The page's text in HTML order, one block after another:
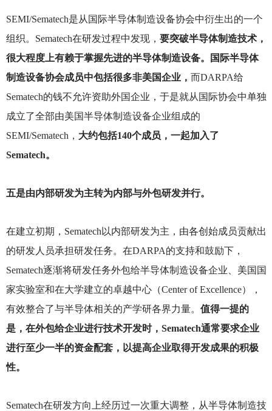
SEMI/Sematech是从国际半导体制造设备协会中衍生出的一个
组织。Sematech在研发过程中发现， 要突破半导体制造技术，
很大程度上有赖于掌握先进的半导体制造设备。国际半导体
制造设备协会成员中包括很多非美国企业， 而DARPA给
Sematech的钱不允许资助外国企业，于是就从国际协会中单独
成立了全部由美国半导体制造设备企业组成的
SEMI/Sematech， 大约包括140个成员，一起加入了
Sematech。
五是由内部研发为主转为内部与外包研发并行。
在建立初期，Sematech以内部研发为主，由各创始成员贡献出
的研发人员承担研发任务。在DARPA的支持和鼓励下，
Sematech逐渐将研发任务外包给半导体制造设备企业、美国国
家实验室和在大学建立的卓越中心（Center of Excellence），
有效整合了与半导体相关的产学研各界力量。 值得一提的
是，在外包给企业进行技术开发时，Sematech通常要求企业
进行至少一半的资金配套，以提高企业取得开发成果的积极
性。
Sematech在研发方向上经历过一次重大调整，从半导体制造技